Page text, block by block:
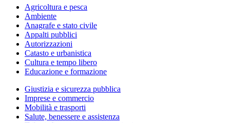
Agricoltura e pesca
Ambiente
Anagrafe e stato civile
Appalti pubblici
Autorizzazioni
Catasto e urbanistica
Cultura e tempo libero
Educazione e formazione
Giustizia e sicurezza pubblica
Imprese e commercio
Mobilità e trasporti
Salute, benessere e assistenza